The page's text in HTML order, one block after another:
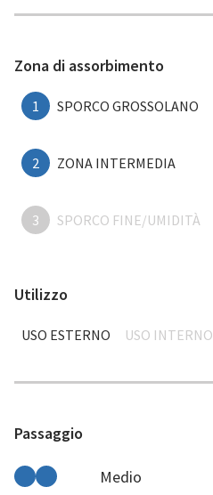
Zona di assorbimento
1 SPORCO GROSSOLANO
2 ZONA INTERMEDIA
3 SPORCO FINE/UMIDITÀ
Utilizzo
USO ESTERNO USO INTERNO
Passaggio
Medio